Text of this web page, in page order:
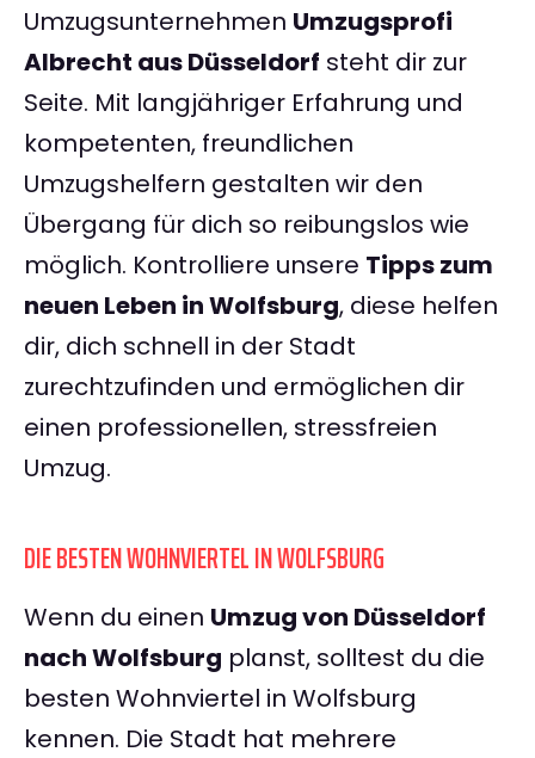
Umzugsunternehmen Umzugsprofi
Albrecht aus Düsseldorf steht dir zur
Seite. Mit langjähriger Erfahrung und
kompetenten, freundlichen
Umzugshelfern gestalten wir den
Übergang für dich so reibungslos wie
möglich. Kontrolliere unsere Tipps zum
neuen Leben in Wolfsburg, diese helfen
dir, dich schnell in der Stadt
zurechtzufinden und ermöglichen dir
einen professionellen, stressfreien
Umzug.
DIE BESTEN WOHNVIERTEL IN WOLFSBURG
Wenn du einen Umzug von Düsseldorf
nach Wolfsburg planst, solltest du die
besten Wohnviertel in Wolfsburg
kennen. Die Stadt hat mehrere